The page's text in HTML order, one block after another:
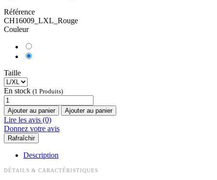
Référence
CH16009_LXL_Rouge
Couleur
Taille
En stock (1 Produits)
Ajouter au panier Ajouter au panier
Lire les avis (0)
Donnez votre avis
Description
DÉTAILS & CARACTÉRISTIQUES